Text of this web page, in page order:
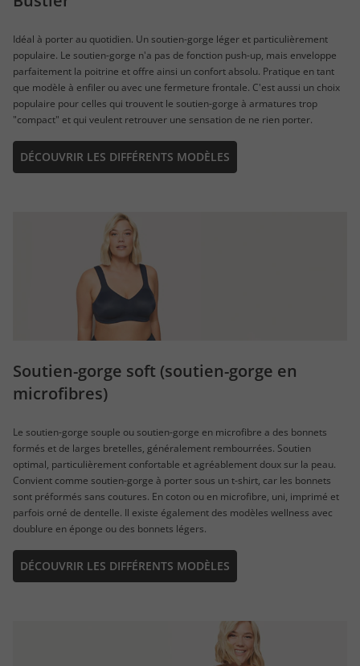
Idéal à porter au quotidien. Un soutien-gorge léger et particulièrement
populaire. Le soutien-gorge n'a pas de fonction push-up, mais enveloppe
parfaitement la poitrine et offre ainsi un confort absolu. Pratique en tant
que modèle à enfiler ou avec une fermeture frontale. C'est aussi un choix
populaire pour celles qui trouvent le soutien-gorge à armatures trop
"compact" et qui veulent retrouver une sensation de ne rien porter.
DÉCOUVRIR LES DIFFÉRENTS MODÈLES
Soutien-gorge soft (soutien-gorge en
microfibres)
Le soutien-gorge souple ou soutien-gorge en microfibre a des bonnets
formés et de larges bretelles, généralement rembourrées. Soutien
optimal, particulièrement confortable et agréablement doux sur la peau.
Convient comme soutien-gorge à porter sous un t-shirt, car les bonnets
sont préformés sans coutures. En coton ou en microfibre, uni, imprimé et
parfois orné de dentelle. Il existe également des modèles wellness avec
doublure en éponge ou des bonnets légers.
DÉCOUVRIR LES DIFFÉRENTS MODÈLES